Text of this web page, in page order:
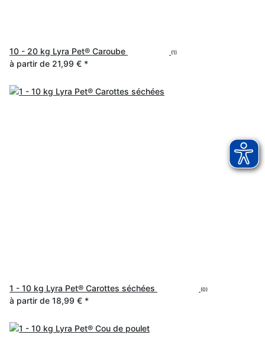
10 - 20 kg Lyra Pet® Caroube (1)
à partir de 21,99 € *
1 - 10 kg Lyra Pet® Carottes séchées (0)
à partir de 18,99 € *